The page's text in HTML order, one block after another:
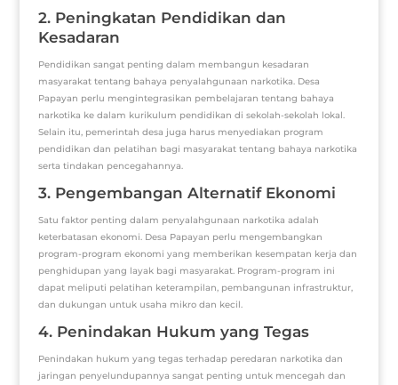
2. Peningkatan Pendidikan dan
Kesadaran
Pendidikan sangat penting dalam membangun kesadaran
masyarakat tentang bahaya penyalahgunaan narkotika. Desa
Papayan perlu mengintegrasikan pembelajaran tentang bahaya
narkotika ke dalam kurikulum pendidikan di sekolah-sekolah lokal.
Selain itu, pemerintah desa juga harus menyediakan program
pendidikan dan pelatihan bagi masyarakat tentang bahaya narkotika
serta tindakan pencegahannya.
3. Pengembangan Alternatif Ekonomi
Satu faktor penting dalam penyalahgunaan narkotika adalah
keterbatasan ekonomi. Desa Papayan perlu mengembangkan
program-program ekonomi yang memberikan kesempatan kerja dan
penghidupan yang layak bagi masyarakat. Program-program ini
dapat meliputi pelatihan keterampilan, pembangunan infrastruktur,
dan dukungan untuk usaha mikro dan kecil.
4. Penindakan Hukum yang Tegas
Penindakan hukum yang tegas terhadap peredaran narkotika dan
jaringan penyelundupannya sangat penting untuk mencegah dan